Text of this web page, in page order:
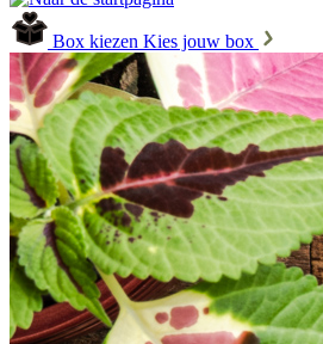
Box kiezen Kies jouw box